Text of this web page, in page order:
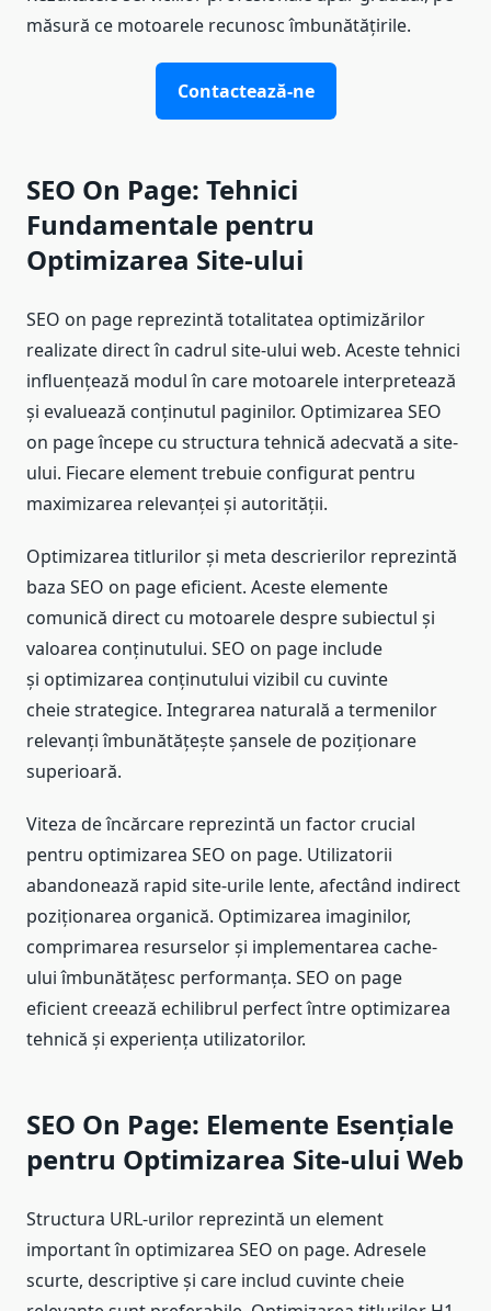
măsură ce motoarele recunosc îmbunătățirile.
Contactează-ne
SEO On Page: Tehnici
Fundamentale pentru
Optimizarea Site-ului
SEO on page reprezintă totalitatea optimizărilor
realizate direct în cadrul site-ului web. Aceste tehnici
influențează modul în care motoarele interpretează
și evaluează conținutul paginilor. Optimizarea SEO
on page începe cu structura tehnică adecvată a site-
ului. Fiecare element trebuie configurat pentru
maximizarea relevanței și autorității.
Optimizarea titlurilor și meta descrierilor reprezintă
baza SEO on page eficient. Aceste elemente
comunică direct cu motoarele despre subiectul și
valoarea conținutului. SEO on page include
și optimizarea conținutului vizibil cu cuvinte
cheie strategice. Integrarea naturală a termenilor
relevanți îmbunătățește șansele de poziționare
superioară.
Viteza de încărcare reprezintă un factor crucial
pentru optimizarea SEO on page. Utilizatorii
abandonează rapid site-urile lente, afectând indirect
poziționarea organică. Optimizarea imaginilor,
comprimarea resurselor și implementarea cache-
ului îmbunătățesc performanța. SEO on page
eficient creează echilibrul perfect între optimizarea
tehnică și experiența utilizatorilor.
SEO On Page: Elemente Esențiale
pentru Optimizarea Site-ului Web
Structura URL-urilor reprezintă un element
important în optimizarea SEO on page. Adresele
scurte, descriptive și care includ cuvinte cheie